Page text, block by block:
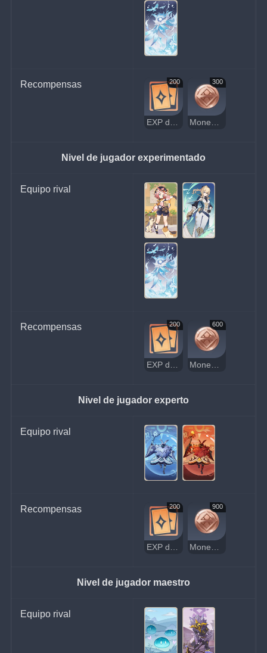
Recompensas 200 300
Nivel de jugador experimentado
Equipo rival
Recompensas 200 600
Nivel de jugador experto
Equipo rival
Recompensas 200 900
Nivel de jugador maestro
Equipo rival